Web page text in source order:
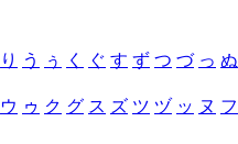
り う ぅ く ぐ す ず つ づ っ ぬ
ウ ゥ ク グ ス ズ ツ ヅ ッ ヌ フ